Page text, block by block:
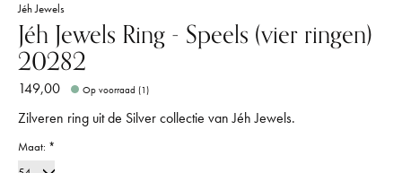
Jéh Jewels
Jéh Jewels Ring - Speels (vier ringen)
20282
149,00 Op voorraad (1)
Zilveren ring uit de Silver collectie van Jéh Jewels.
Maat: *